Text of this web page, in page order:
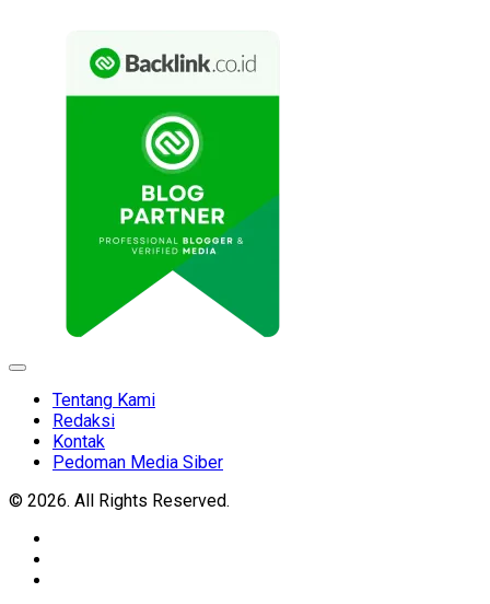
Expand
Tentang Kami
Redaksi
Kontak
Pedoman Media Siber
© 2026. All Rights Reserved.